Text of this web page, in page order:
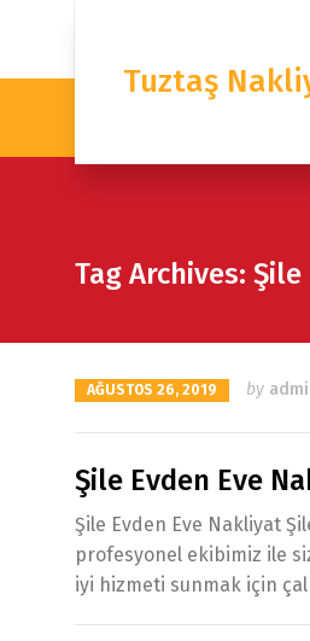
Tuztaş
Tag Archives:
AĞUSTOS 26, 2019 by
Şile Evden Eve
Şile Evden Eve Nakliyat
profesyonel ekibimiz ile
iyi hizmeti sunmak için